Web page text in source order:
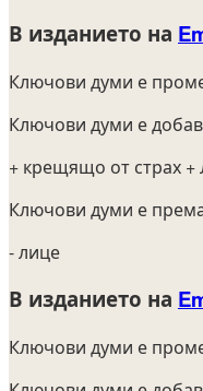
В изданието на
Ключови думи е
Ключови думи е
+ крещящо от страх +
Ключови думи е
- лице
В изданието на
Ключови думи е